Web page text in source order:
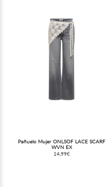
Pañuelo Mujer ONLSOF LACE SCARF
WVN EX
14,99€